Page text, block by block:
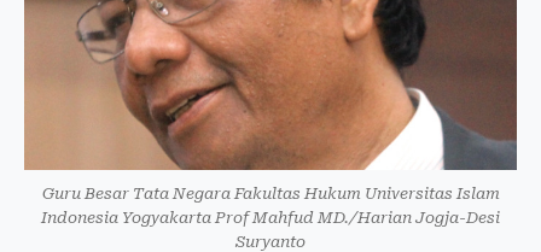
Guru Besar Tata Negara Fakultas Hukum Universitas Islam
Indonesia Yogyakarta Prof Mahfud MD./Harian Jogja-Desi
Suryanto